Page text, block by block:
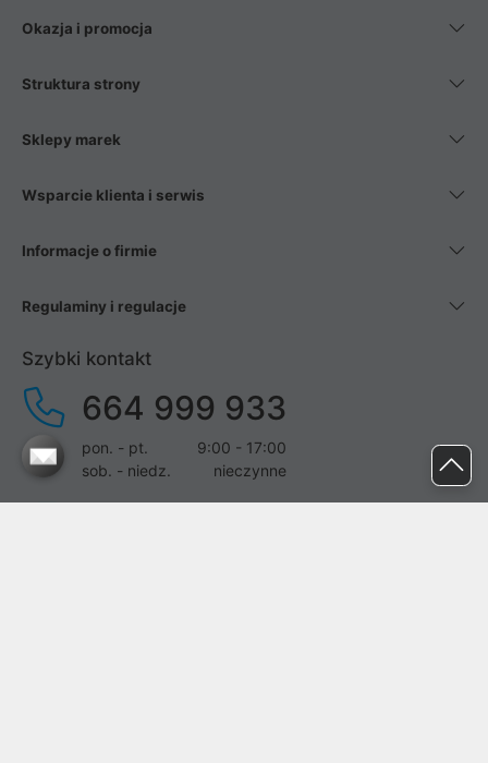
Okazja i promocja
Struktura strony
Sklepy marek
Wsparcie klienta i serwis
Informacje o firmie
Regulaminy i regulacje
Szybki kontakt
664 999 933
pon. - pt.
9:00 - 17:00
sob. - niedz.
nieczynne